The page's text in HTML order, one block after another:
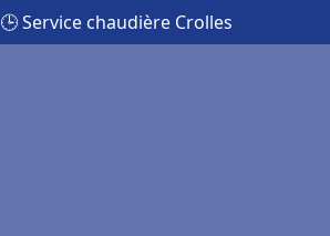
🕒 Service chaudière Crolles